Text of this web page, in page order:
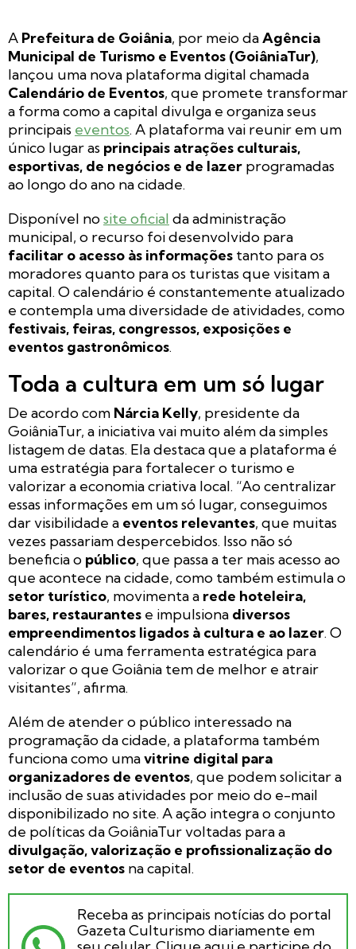
A Prefeitura de Goiânia, por meio daAgência
Municipal de Turismo e Eventos (GoiâniaTur),
lançou uma nova plataforma digital chamada
Calendário de Eventos, que promete transformar
a forma como a capital divulga e organiza seus
principais eventos. A plataforma vai reunir em um
único lugar as principais atrações culturais,
esportivas, de negócios e de lazer programadas
ao longo do ano na cidade.
Disponível nosite oficial da administração
municipal, o recurso foi desenvolvido para
facilitar o acesso às informações tanto para os
moradores quanto para os turistas que visitam a
capital. O calendário é constantemente atualizado
e contempla uma diversidade de atividades, como
festivais, feiras, congressos, exposições e
eventos gastronômicos.
Toda a cultura em um só lugar
De acordo com Nárcia Kelly, presidente da
GoiâniaTur, a iniciativa vai muito além da simples
listagem de datas. Ela destaca que a plataforma é
uma estratégia para fortalecer o turismo e
valorizar a economia criativa local. “Ao centralizar
essas informações em um só lugar, conseguimos
dar visibilidade a eventos relevantes, que muitas
vezes passariam despercebidos. Isso não só
beneficia o público, que passa a ter mais acesso ao
que acontece na cidade, como também estimula o
setor turístico, movimenta a rede hoteleira,
bares, restaurantes e impulsiona diversos
empreendimentos ligados à cultura e ao lazer. O
calendário é uma ferramenta estratégica para
valorizar o que Goiânia tem de melhor e atrair
visitantes”, afirma.
Além de atender o público interessado na
programação da cidade, a plataforma também
funciona como umavitrine digital para
organizadores de eventos, que podem solicitar a
inclusão de suas atividades por meio do e-mail
disponibilizado no site. A ação integra o conjunto
de políticas da GoiâniaTur voltadas para a
divulgação, valorização e profissionalização do
setor de eventos na capital.
Receba as principais notícias do portal
Gazeta Culturismo diariamente em